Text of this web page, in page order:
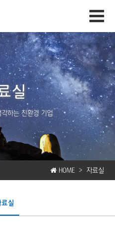
실
하는 친환경 기업
HOME > 자료실
료실